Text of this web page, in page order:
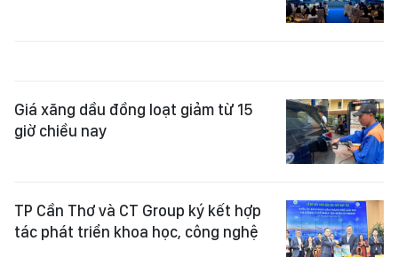
Giá xăng dầu đồng loạt giảm từ 15
giờ chiều nay
TP Cần Thơ và CT Group ký kết hợp
tác phát triển khoa học, công nghệ